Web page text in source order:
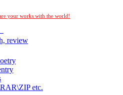
your works with the world!
review
etc.